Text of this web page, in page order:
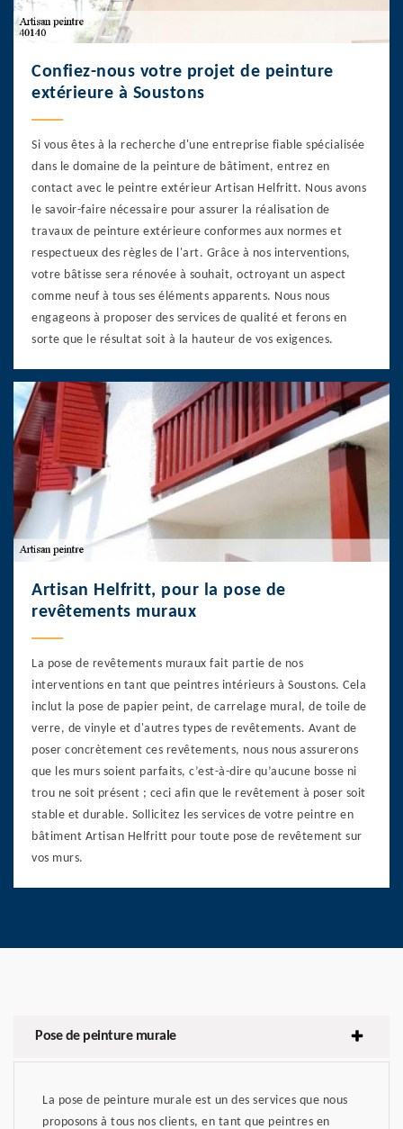
Confiez-nous votre projet de peinture
extérieure à Soustons
Si vous êtes à la recherche d'une entreprise fiable spécialisée
dans le domaine de la peinture de bâtiment, entrez en
contact avec le peintre extérieur Artisan Helfritt. Nous avons
le savoir-faire nécessaire pour assurer la réalisation de
travaux de peinture extérieure conformes aux normes et
respectueux des règles de l'art. Grâce à nos interventions,
votre bâtisse sera rénovée à souhait, octroyant un aspect
comme neuf à tous ses éléments apparents. Nous nous
engageons à proposer des services de qualité et ferons en
sorte que le résultat soit à la hauteur de vos exigences.
Artisan Helfritt, pour la pose de
revêtements muraux
La pose de revêtements muraux fait partie de nos
interventions en tant que peintres intérieurs à Soustons. Cela
inclut la pose de papier peint, de carrelage mural, de toile de
verre, de vinyle et d'autres types de revêtements. Avant de
poser concrètement ces revêtements, nous nous assurerons
que les murs soient parfaits, c’est-à-dire qu’aucune bosse ni
trou ne soit présent ; ceci afin que le revêtement à poser soit
stable et durable. Sollicitez les services de votre peintre en
bâtiment Artisan Helfritt pour toute pose de revêtement sur
vos murs.
Pose de peinture murale
La pose de peinture murale est un des services que nous
proposons à tous nos clients, en tant que peintres en